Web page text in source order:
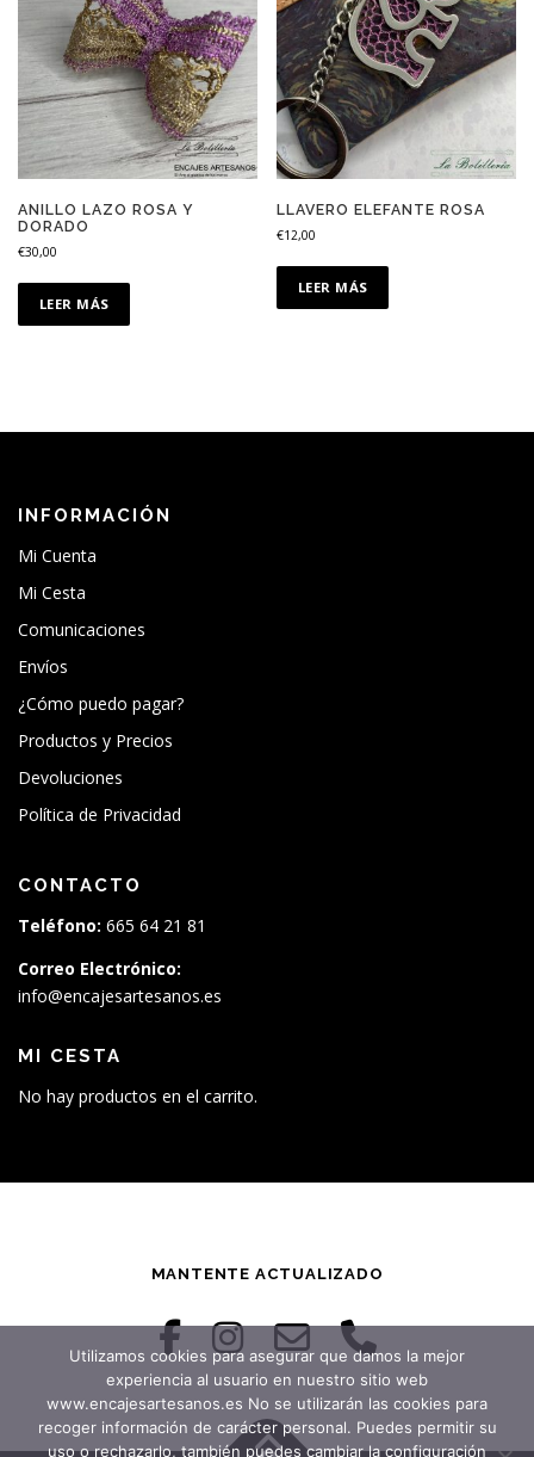
ANILLO LAZO ROSA Y
DORADO
€30,00
LEER MÁS
LLAVERO ELEFANTE ROSA
€12,00
LEER MÁS
INFORMACIÓN
Mi Cuenta
Mi Cesta
Comunicaciones
Envíos
¿Cómo puedo pagar?
Productos y Precios
Devoluciones
Política de Privacidad
CONTACTO
Teléfono: 665 64 21 81
Correo Electrónico:
info@encajesartesanos.es
MI CESTA
No hay productos en el carrito.
MANTENTE ACTUALIZADO
Utilizamos cookies para asegurar que damos la mejor
experiencia al usuario en nuestro sitio web
www.encajesartesanos.es No se utilizarán las cookies para
recoger información de carácter personal. Puedes permitir su
uso o rechazarlo, también puedes cambiar la configuración